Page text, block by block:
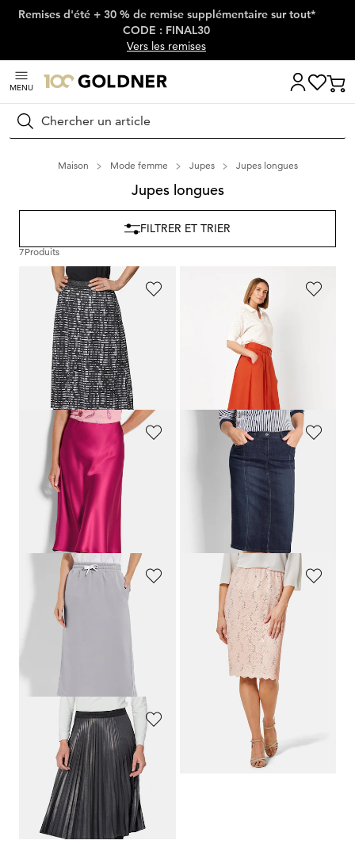
Passer la navigation, aller directement au contenu
Remises d'été + 30 % de remise supplémentaire sur tout*
CODE : FINAL30
Vers les remises
MENU
Rechercher
Maison Mode femme Jupes Jupes longues
Jupes longues
7Produits
FILTRER ET TRIER
GOLDNER
Rayures transparentes
69,95 €139,95 €
Meilleur prix sur 30 jours** : 89,95 €
Jupe d'été avec ceinture en tissu
99,95 €
Meilleur prix sur 30 jours** : 89,96 €
GOLDNER
89,95 €119,95 €
Meilleur prix sur 30 jours** : 99,95 €
Style 5 poches
119,95 €
Meilleur prix sur 30 jours** : 89,95 €
BARBARA LEBEK
89,95 €
Meilleur prix sur 30 jours** : 58,47 €
GOLDNER
Douce dentelle extensible
119,95 €
Meilleur prix sur 30 jours** : 69,95 €
GOLDNER
Jupe plissée à effet métallique
119,95 €
Meilleur prix sur 30 jours** : 99,95 €
(-10%)